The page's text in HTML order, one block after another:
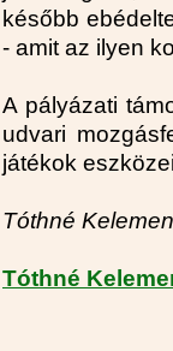
később
- amit az ilyen
A pályázati
udvari
játékok
Tóthné
Tóthné